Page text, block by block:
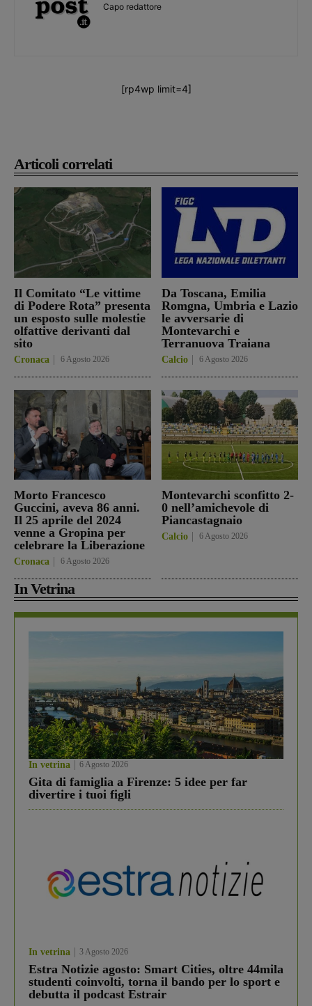
Articoli correlati
Il Comitato “Le vittime
di Podere Rota” presenta
un esposto sulle molestie
olfattive derivanti dal
sito
Cronaca 6 Agosto 2026
Da Toscana, Emilia
Romgna, Umbria e Lazio
le avversarie di
Montevarchi e
Terranuova Traiana
Calcio 6 Agosto 2026
Morto Francesco
Guccini, aveva 86 anni.
Il 25 aprile del 2024
venne a Gropina per
celebrare la Liberazione
Cronaca 6 Agosto 2026
Montevarchi sconfitto 2-
0 nell’amichevole di
Piancastagnaio
Calcio 6 Agosto 2026
In Vetrina
In vetrina 6 Agosto 2026
Gita di famiglia a Firenze: 5 idee per far
divertire i tuoi figli
In vetrina 3 Agosto 2026
Estra Notizie agosto: Smart Cities, oltre 44mila
studenti coinvolti, torna il bando per lo sport e
debutta il podcast Estrair
Capo redattore
[rp4wp limit=4]